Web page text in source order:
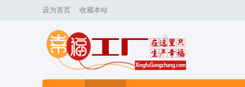
设为首页 收藏本站